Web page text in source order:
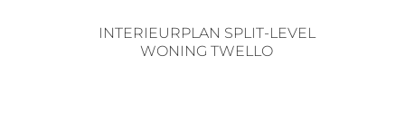
INTERIEURPLAN SPLIT-LEVEL
WONING TWELLO